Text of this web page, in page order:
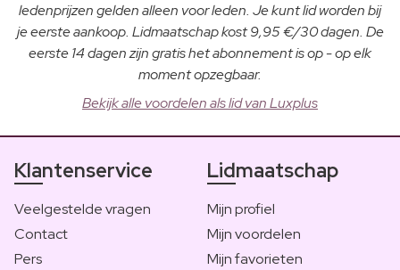
ledenprijzen gelden alleen voor leden. Je kunt lid worden bij
je eerste aankoop. Lidmaatschap kost 9,95 €/30 dagen. De
eerste 14 dagen zijn gratis het abonnement is op - op elk
moment opzegbaar.
Bekijk alle voordelen als lid van Luxplus
Klantenservice
Veelgestelde vragen
Contact
Pers
Lidmaatschap
Mijn profiel
Mijn voordelen
Mijn favorieten